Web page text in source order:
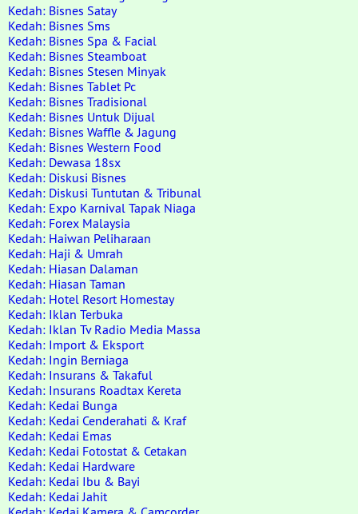
Kedah: Bisnes Satay
Kedah: Bisnes Sms
Kedah: Bisnes Spa & Facial
Kedah: Bisnes Steamboat
Kedah: Bisnes Stesen Minyak
Kedah: Bisnes Tablet Pc
Kedah: Bisnes Tradisional
Kedah: Bisnes Untuk Dijual
Kedah: Bisnes Waffle & Jagung
Kedah: Bisnes Western Food
Kedah: Dewasa 18sx
Kedah: Diskusi Bisnes
Kedah: Diskusi Tuntutan & Tribunal
Kedah: Expo Karnival Tapak Niaga
Kedah: Forex Malaysia
Kedah: Haiwan Peliharaan
Kedah: Haji & Umrah
Kedah: Hiasan Dalaman
Kedah: Hiasan Taman
Kedah: Hotel Resort Homestay
Kedah: Iklan Terbuka
Kedah: Iklan Tv Radio Media Massa
Kedah: Import & Eksport
Kedah: Ingin Berniaga
Kedah: Insurans & Takaful
Kedah: Insurans Roadtax Kereta
Kedah: Kedai Bunga
Kedah: Kedai Cenderahati & Kraf
Kedah: Kedai Emas
Kedah: Kedai Fotostat & Cetakan
Kedah: Kedai Hardware
Kedah: Kedai Ibu & Bayi
Kedah: Kedai Jahit